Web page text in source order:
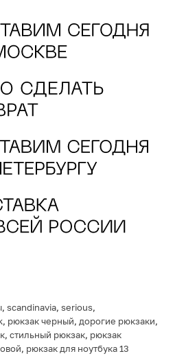
, scandinavia, serious,
, рюкзак черный, дорогие рюкзаки,
, стильный рюкзак, рюкзак
, рюкзак для ноутбука 13